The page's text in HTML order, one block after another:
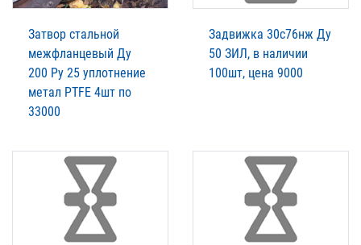
Затвор стальной
межфланцевый Ду
200 Ру 25 уплотнение
метал PTFE 4шт по
33000
Задвижка 30с76нж Ду
50 ЗИЛ, в наличии
100шт, цена 9000